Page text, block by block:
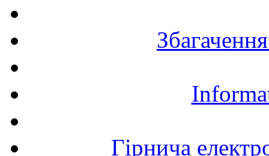
Гірнича